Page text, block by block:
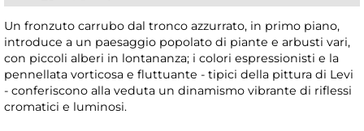
Un fronzuto carrubo dal tronco azzurrato, in primo piano,
introduce a un paesaggio popolato di piante e arbusti vari,
con piccoli alberi in lontananza; i colori espressionisti e la
pennellata vorticosa e fluttuante - tipici della pittura di Levi
- conferiscono alla veduta un dinamismo vibrante di riflessi
cromatici e luminosi.